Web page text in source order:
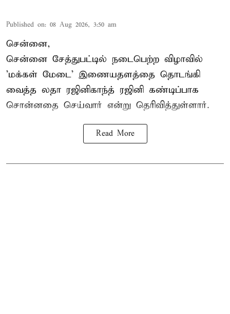
Published on: 08 Aug 2026, 3:50 am
சென்னை,
சென்னை சேத்துபட்டில் நடைபெற்ற விழாவில்
'மக்கள் மேடை' இணையதளத்தை தொடங்கி
வைத்த லதா ரஜினிகாந்த் ரஜினி கண்டிப்பாக
சொன்னதை செய்வார் என்று தெரிவித்துள்ளார்.
Read More